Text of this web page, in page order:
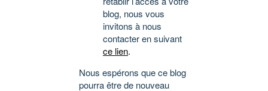
blog, nous vous
invitons à nous
contacter en suivant
ce lien.
Nous espérons que ce blog
pourra être de nouveau